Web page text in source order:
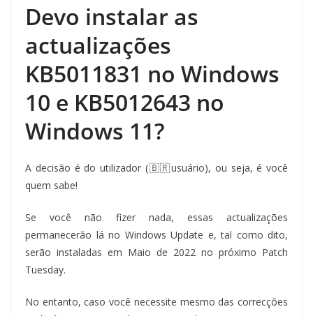
Devo instalar as
actualizações
KB5011831 no Windows
10 e KB5012643 no
Windows 11?
A decisão é do utilizador (🇧🇷usuário), ou seja, é você
quem sabe!
Se você não fizer nada, essas actualizações
permanecerão lá no Windows Update e, tal como dito,
serão instaladas em Maio de 2022 no próximo Patch
Tuesday.
No entanto, caso você necessite mesmo das correcções